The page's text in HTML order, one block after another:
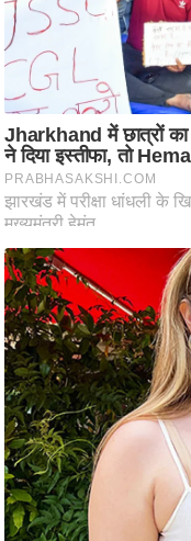
त्रा
ले
श
न
शि
प
रा
ज
नी
ति
वि
श्ले
ष
ण
स
म
सा